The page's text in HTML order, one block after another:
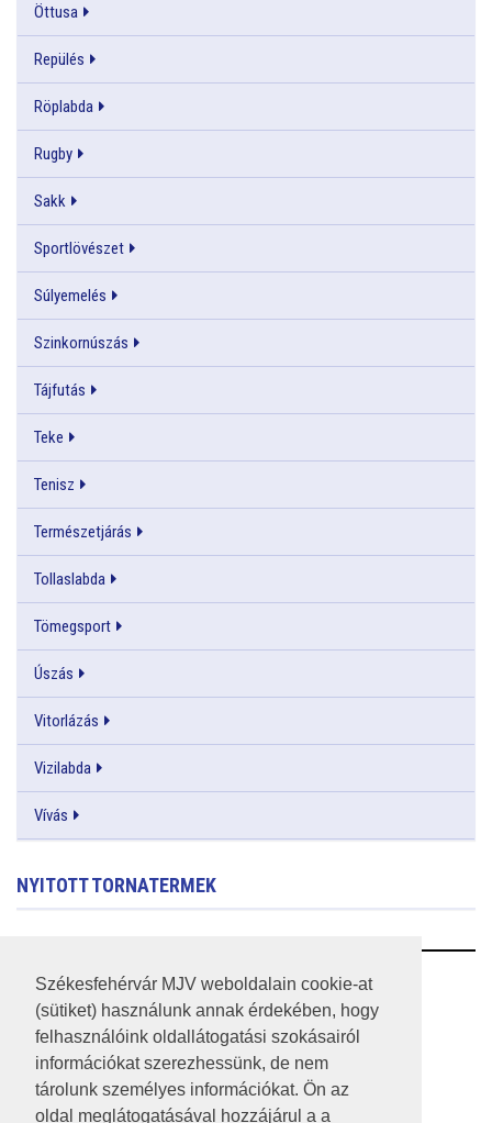
Székesfehérvár MJV weboldalain cookie-at
(sütiket) használunk annak érdekében, hogy
felhasználóink oldallátogatási szokásairól
információkat szerezhessünk, de nem
tárolunk személyes információkat. Ön az
oldal meglátogatásával hozzájárul a a
Öttusa
Repülés
Röplabda
Rugby
Sakk
Sportlövészet
Súlyemelés
Szinkornúszás
Tájfutás
Teke
Tenisz
Természetjárás
Tollaslabda
Tömegsport
Úszás
Vitorlázás
Vizilabda
Vívás
NYITOTT TORNATERMEK
RSS
A HONLAP 2017.03.31-I ÁLLAPOTA
JOGI NYILATKOZAT
IMPRESSZUM